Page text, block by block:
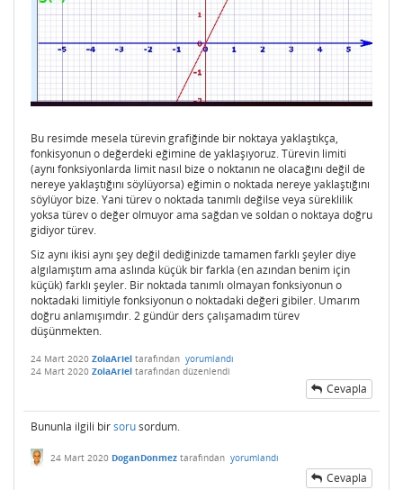
Bu resimde mesela türevin grafiğinde bir noktaya yaklaştıkça,
fonkisyonun o değerdeki eğimine de yaklaşıyoruz. Türevin limiti
(aynı fonksiyonlarda limit nasıl bize o noktanın ne olacağını değil de
nereye yaklaştığını söylüyorsa) eğimin o noktada nereye yaklaştığını
söylüyor bize. Yani türev o noktada tanımlı değilse veya süreklilik
yoksa türev o değer olmuyor ama sağdan ve soldan o noktaya doğru
gidiyor türev.
Siz aynı ikisi aynı şey değil dediğinizde tamamen farklı şeyler diye
algılamıştım ama aslında küçük bir farkla (en azından benim için
küçük) farklı şeyler. Bir noktada tanımlı olmayan fonksiyonun o
noktadaki limitiyle fonksiyonun o noktadaki değeri gibiler. Umarım
doğru anlamışımdır. 2 gündür ders çalışamadım türev
düşünmekten.
24 Mart 2020 ZolaAriel tarafından yorumlandı
24 Mart 2020 ZolaAriel tarafından düzenlendi
Cevapla
Bununla ilgili birsorusordum.
24 Mart 2020 DoganDonmez tarafından yorumlandı
Cevapla